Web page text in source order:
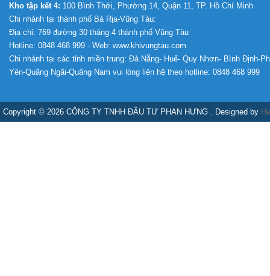
Kho tập kết 4: 100 Bình Thới, Phường 14, Quận 11, TP. Hồ Chí Minh
Chi nhánh tại thành phố Bà Rịa-Vũng Tàu:
Địa chỉ: 769 đường 30 tháng 4 thành phố Vũng Tàu
Hotline: 0848 468 999 - Web: www.khivungtau.com
Chi nhánh tại các tỉnh miền trung: Đà Nẵng- Huế- Quy Nhơn- Bình Định-
Yên-Quãng Ngãi-Quãng Nam vui lòng liên hệ theo hotline: 0848 468 999
Copyright © 2026 CÔNG TY TNHH ĐẦU TƯ PHAN HƯNG . Designed by